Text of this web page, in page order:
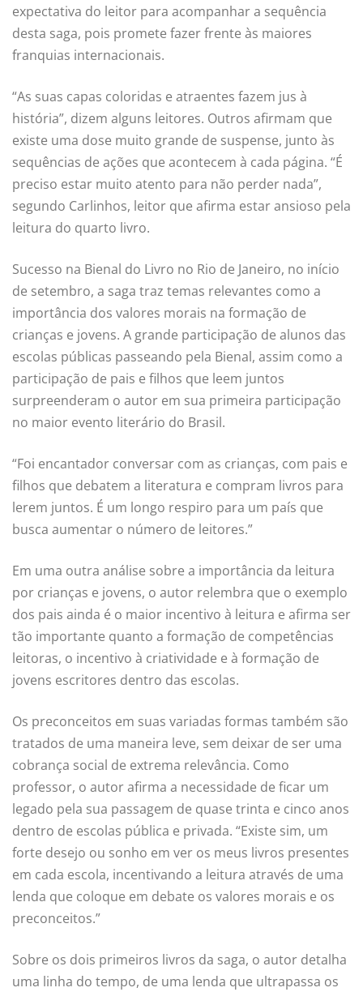
expectativa do leitor para acompanhar a sequência
desta saga, pois promete fazer frente às maiores
franquias internacionais.
“As suas capas coloridas e atraentes fazem jus à
história”, dizem alguns leitores. Outros afirmam que
existe uma dose muito grande de suspense, junto às
sequências de ações que acontecem à cada página. “É
preciso estar muito atento para não perder nada”,
segundo Carlinhos, leitor que afirma estar ansioso pela
leitura do quarto livro.
Sucesso na Bienal do Livro no Rio de Janeiro, no início
de setembro, a saga traz temas relevantes como a
importância dos valores morais na formação de
crianças e jovens. A grande participação de alunos das
escolas públicas passeando pela Bienal, assim como a
participação de pais e filhos que leem juntos
surpreenderam o autor em sua primeira participação
no maior evento literário do Brasil.
“Foi encantador conversar com as crianças, com pais e
filhos que debatem a literatura e compram livros para
lerem juntos. É um longo respiro para um país que
busca aumentar o número de leitores.”
Em uma outra análise sobre a importância da leitura
por crianças e jovens, o autor relembra que o exemplo
dos pais ainda é o maior incentivo à leitura e afirma ser
tão importante quanto a formação de competências
leitoras, o incentivo à criatividade e à formação de
jovens escritores dentro das escolas.
Os preconceitos em suas variadas formas também são
tratados de uma maneira leve, sem deixar de ser uma
cobrança social de extrema relevância. Como
professor, o autor afirma a necessidade de ficar um
legado pela sua passagem de quase trinta e cinco anos
dentro de escolas pública e privada. “Existe sim, um
forte desejo ou sonho em ver os meus livros presentes
em cada escola, incentivando a leitura através de uma
lenda que coloque em debate os valores morais e os
preconceitos.”
Sobre os dois primeiros livros da saga, o autor detalha
uma linha do tempo, de uma lenda que ultrapassa os